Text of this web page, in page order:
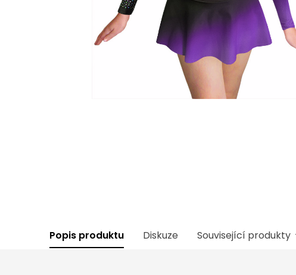
Popis produktu Diskuze Související produkty